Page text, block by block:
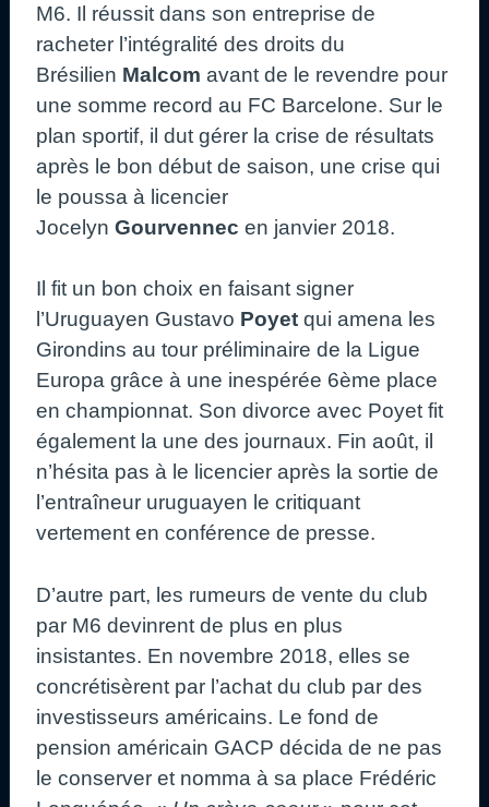
M6. Il réussit dans son entreprise de
racheter l’intégralité des droits du
Brésilien Malcom avant de le revendre pour
une somme record au FC Barcelone. Sur le
plan sportif, il dut gérer la crise de résultats
après le bon début de saison, une crise qui
le poussa à licencier
Jocelyn Gourvennec en janvier 2018.
Il fit un bon choix en faisant signer
l’Uruguayen Gustavo Poyet qui amena les
Girondins au tour préliminaire de la Ligue
Europa grâce à une inespérée 6ème place
en championnat. Son divorce avec Poyet fit
également la une des journaux. Fin août, il
n’hésita pas à le licencier après la sortie de
l’entraîneur uruguayen le critiquant
vertement en conférence de presse.
D’autre part, les rumeurs de vente du club
par M6 devinrent de plus en plus
insistantes. En novembre 2018, elles se
concrétisèrent par l’achat du club par des
investisseurs américains. Le fond de
pension américain GACP décida de ne pas
le conserver et nomma à sa place Frédéric